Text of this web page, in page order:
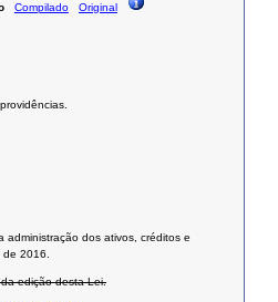
Compilado Original
dos ativos, créditos e
de 2016.
edição desta Lei.